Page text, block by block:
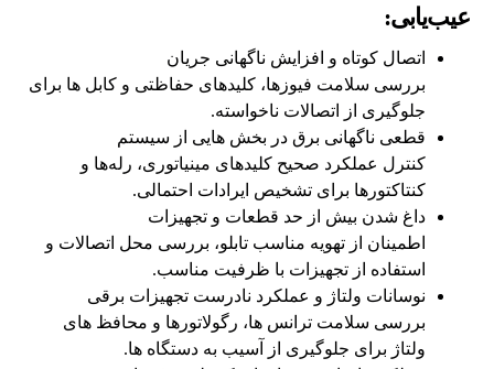
عیب‌یابی:
اتصال کوتاه و افزایش ناگهانی جریان
بررسی سلامت فیوزها، کلیدهای حفاظتی و کابل‌ ها برای
جلوگیری از اتصالات ناخواسته.
قطعی ناگهانی برق در بخش‌ هایی از سیستم
کنترل عملکرد صحیح کلیدهای مینیاتوری، رله‌ها و
کنتاکتورها برای تشخیص ایرادات احتمالی.
داغ شدن بیش از حد قطعات و تجهیزات
اطمینان از تهویه مناسب تابلو، بررسی محل اتصالات و
استفاده از تجهیزات با ظرفیت مناسب.
نوسانات ولتاژ و عملکرد نادرست تجهیزات برقی
بررسی سلامت ترانس‌ ها، رگولاتورها و محافظ‌ های
ولتاژ برای جلوگیری از آسیب به دستگاه‌ ها.